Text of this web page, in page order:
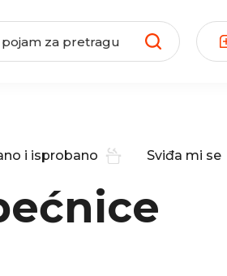
i isprobano Sviđa mi se